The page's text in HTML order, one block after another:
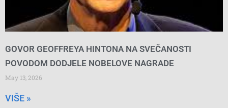
GOVOR GEOFFREYA HINTONA NA SVEČANOSTI
POVODOM DODJELE NOBELOVE NAGRADE
May 13, 2026
VIŠE »